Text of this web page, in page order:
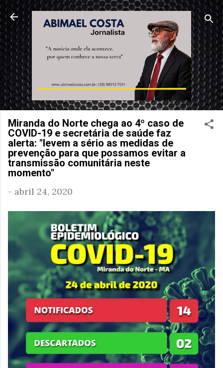
Pular para o conteúdo principal
Miranda do Norte chega ao 4º caso de
COVID-19 e secretária de saúde faz
alerta: "levem a sério as medidas de
prevenção para que possamos evitar a
transmissão comunitária neste
momento"
- abril 24, 2020